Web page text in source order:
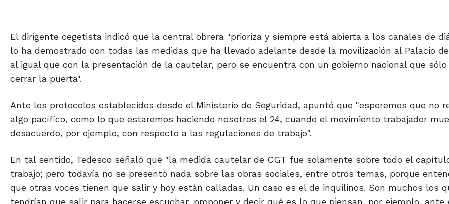
El dirigente cegetista indicó que la central obrera "prioriza y siempre está abierta a los canales de
lo ha demostrado con todas las medidas que ha llevado adelante desde la movilización al Palacio
al igual que con la presentación de la cautelar, pero se encuentra con un gobierno nacional que sólo
cerrar la puerta".
Ante los protocolos establecidos desde el Ministerio de Seguridad, apuntó que "esperemos que no
algo pacífico, como lo que estaremos haciendo nosotros el 24, cuando el movimiento trabajador
desacuerdo, por ejemplo, con respecto a las regulaciones de trabajo".
En tal sentido, Tedesco señaló que "la medida cautelar de CGT fue solamente sobre todo el
trabajo; pero todavía no se presentó nada sobre las obras sociales, entre otros temas, porque
que otras voces tienen que salir y hoy están calladas. Un caso es el de inquilinos. Son muchos los
tendrían que salir para hacerse escuchar, proponer y decir qué es lo que piensan, por ejemplo, ante